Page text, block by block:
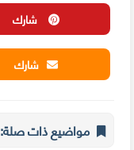
شارك
شارك
مواضيع ذات صلة: